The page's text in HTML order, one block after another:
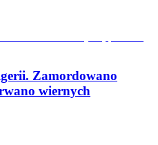
Zamordowano
wiernych